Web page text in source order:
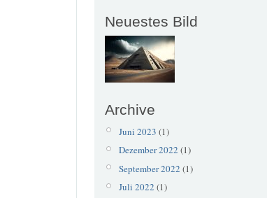
Neuestes Bild
Archive
Juni 2023 (1)
Dezember 2022 (1)
September 2022 (1)
Juli 2022 (1)